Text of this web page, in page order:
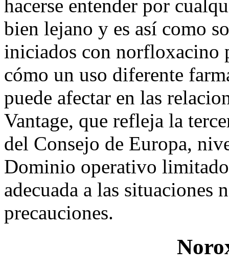
hacerse entender por
bien lejano y es así como
iniciados con norfloxacino
cómo un uso diferente
puede afectar en las
Vantage, que refleja la
del Consejo de Europa,
Dominio operativo
adecuada a las situaciones
precauciones.